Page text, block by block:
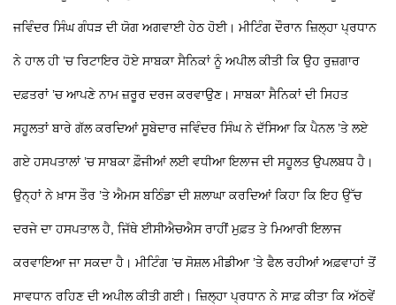
ਜਵਿੰਦਰ ਸਿੰਘ ਗੰਧੜ ਦੀ ਯੋਗ ਅਗਵਾਈ ਹੇਠ ਹੋਈ। ਮੀਟਿੰਗ ਦੌਰਾਨ ਜ਼ਿਲ੍ਹਾ ਪ੍ਰਧਾਨ
ਨੇ ਹਾਲ ਹੀ ’ਚ ਰਿਟਾਇਰ ਹੋਏ ਸਾਬਕਾ ਸੈਨਿਕਾਂ ਨੂੰ ਅਪੀਲ ਕੀਤੀ ਕਿ ਉਹ ਰੁਜ਼ਗਾਰ
ਦਫ਼ਤਰਾਂ ’ਚ ਆਪਣੇ ਨਾਮ ਜ਼ਰੂਰ ਦਰਜ ਕਰਵਾਉਣ। ਸਾਬਕਾ ਸੈਨਿਕਾਂ ਦੀ ਸਿਹਤ
ਸਹੂਲਤਾਂ ਬਾਰੇ ਗੱਲ ਕਰਦਿਆਂ ਸੂਬੇਦਾਰ ਜਵਿੰਦਰ ਸਿੰਘ ਨੇ ਦੱਸਿਆ ਕਿ ਪੈਨਲ ’ਤੇ ਲਏ
ਗਏ ਹਸਪਤਾਲਾਂ ’ਚ ਸਾਬਕਾ ਫ਼ੌਜੀਆਂ ਲਈ ਵਧੀਆ ਇਲਾਜ ਦੀ ਸਹੂਲਤ ਉਪਲਬਧ ਹੈ।
ਉਨ੍ਹਾਂ ਨੇ ਖ਼ਾਸ ਤੌਰ ’ਤੇ ਐਮਸ ਬਠਿੰਡਾ ਦੀ ਸ਼ਲਾਘਾ ਕਰਦਿਆਂ ਕਿਹਾ ਕਿ ਇਹ ਉੱਚ
ਦਰਜੇ ਦਾ ਹਸਪਤਾਲ ਹੈ, ਜਿੱਥੇ ਈਸੀਐਚਐਸ ਰਾਹੀਂ ਮੁਫ਼ਤ ਤੇ ਮਿਆਰੀ ਇਲਾਜ
ਕਰਵਾਇਆ ਜਾ ਸਕਦਾ ਹੈ। ਮੀਟਿੰਗ ’ਚ ਸੋਸ਼ਲ ਮੀਡੀਆ ’ਤੇ ਫੈਲ ਰਹੀਆਂ ਅਫ਼ਵਾਹਾਂ ਤੋਂ
ਸਾਵਧਾਨ ਰਹਿਣ ਦੀ ਅਪੀਲ ਕੀਤੀ ਗਈ। ਜ਼ਿਲ੍ਹਾ ਪ੍ਰਧਾਨ ਨੇ ਸਾਫ਼ ਕੀਤਾ ਕਿ ਅੱਠਵੇਂ